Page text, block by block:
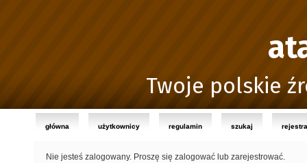
Twoje polskie
główna użytkownicy regulamin szukaj
Nie jesteś zalogowany. Proszę się zalogować lub zarejestrować.